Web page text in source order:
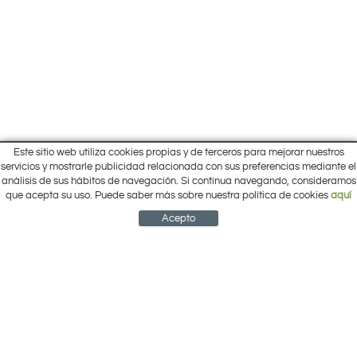
Inicio
Ofertas
Marcas
Pol. Cantalgallo Calle A Naves 10-12
ARACENA (Huelva)
959 12 63 64
info@electrobricogarden.com
CUENTA CESTA
Este sitio web utiliza cookies propias y de terceros para mejorar nuestros
servicios y mostrarle publicidad relacionada con sus preferencias mediante el
análisis de sus hábitos de navegación. Si continua navegando, consideramos
que acepta su uso. Puede saber más sobre nuestra política de cookies aquí
Acepto